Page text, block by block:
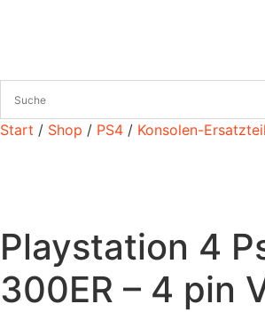
Start / Shop / PS4 / Konsolen-
Playstation 4
300ER – 4 pin